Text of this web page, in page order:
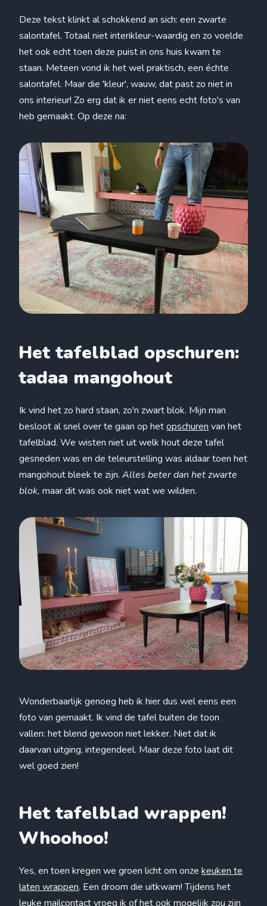
Deze tekst klinkt al schokkend an sich: een zwarte
salontafel. Totaal niet interikleur-waardig en zo voelde
het ook echt toen deze puist in ons huis kwam te
staan. Meteen vond ik het wel praktisch, een échte
salontafel. Maar die 'kleur', wauw, dat past zo niet in
ons interieur! Zo erg dat ik er niet eens echt foto's van
heb gemaakt. Op deze na:
Het tafelblad opschuren:
tadaa mangohout
Ik vind het zo hard staan, zo'n zwart blok. Mijn man
besloot al snel over te gaan op hetopschuren van het
tafelblad. We wisten niet uit welk hout deze tafel
gesneden was en de teleurstelling was aldaar toen het
mangohout bleek te zijn.Alles beter dan het zwarte
blok,maar dit was ook niet wat we wilden.
Wonderbaarlijk genoeg heb ik hier dus wel eens een
foto van gemaakt. Ik vind de tafel buiten de toon
vallen: het blend gewoon niet lekker. Niet dat ik
daarvan uitging, integendeel. Maar deze foto laat dit
wel goed zien!
Het tafelblad wrappen!
Whoohoo!
Yes, en toen kregen we groen licht om onzekeuken te
laten wrappen. Een droom die uitkwam! Tijdens het
leuke mailcontact vroeg ik of het ook mogelijk zou zijn